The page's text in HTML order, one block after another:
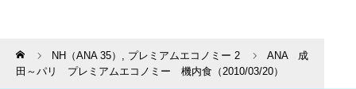
Home NH（ANA 35） , プレミアムエコノミー 2
ANA 成
田～パリ プレミアムエコノミー 機内食（2010/03/20）